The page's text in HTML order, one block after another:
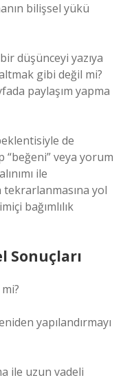
bilişsel yükü
düşünceyi yazıya
gibi değil mi?
paylaşım yapma
de
“beğeni” veya yorum
ile
tekrarlanmasına yol
bağımlılık
Sonuçları
yapılandırmayı
ile uzun vadeli